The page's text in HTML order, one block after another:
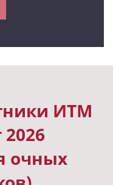
ИТМ
очных